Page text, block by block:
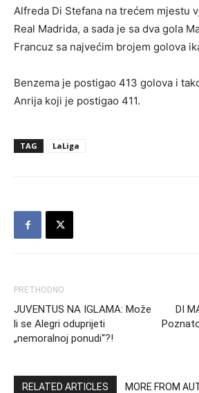
Alfreda Di Stefana na trećem mjestu
Real Madrida, a sada je sa dva gola
Francuz sa najvećim brojem golova
Benzema je postigao 413 golova i
Anrija koji je postigao 411.
TAG LaLiga
PRETHODNO
JUVENTUS NA IGLAMA: Može
li se Alegri oduprijeti
„nemoralnoj ponudi“?!
DI
RELATED ARTICLES MORE FROM